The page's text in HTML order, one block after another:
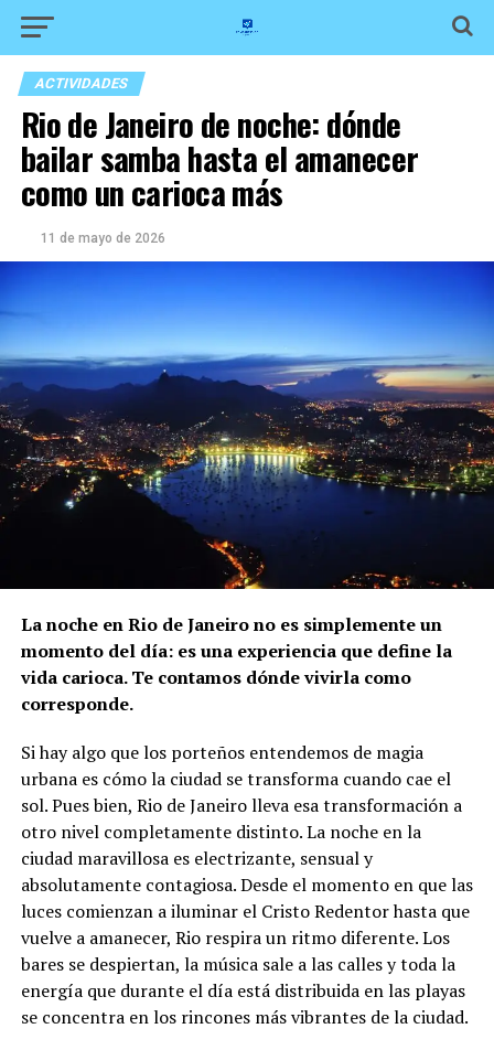
ACTIVIDADES
Rio de Janeiro de noche: dónde
bailar samba hasta el amanecer
como un carioca más
11 de mayo de 2026
La noche en Rio de Janeiro no es simplemente un
momento del día: es una experiencia que define la
vida carioca. Te contamos dónde vivirla como
corresponde.
Si hay algo que los porteños entendemos de magia
urbana es cómo la ciudad se transforma cuando cae el
sol. Pues bien, Rio de Janeiro lleva esa transformación a
otro nivel completamente distinto. La noche en la
ciudad maravillosa es electrizante, sensual y
absolutamente contagiosa. Desde el momento en que las
luces comienzan a iluminar el Cristo Redentor hasta que
vuelve a amanecer, Rio respira un ritmo diferente. Los
bares se despiertan, la música sale a las calles y toda la
energía que durante el día está distribuida en las playas
se concentra en los rincones más vibrantes de la ciudad.